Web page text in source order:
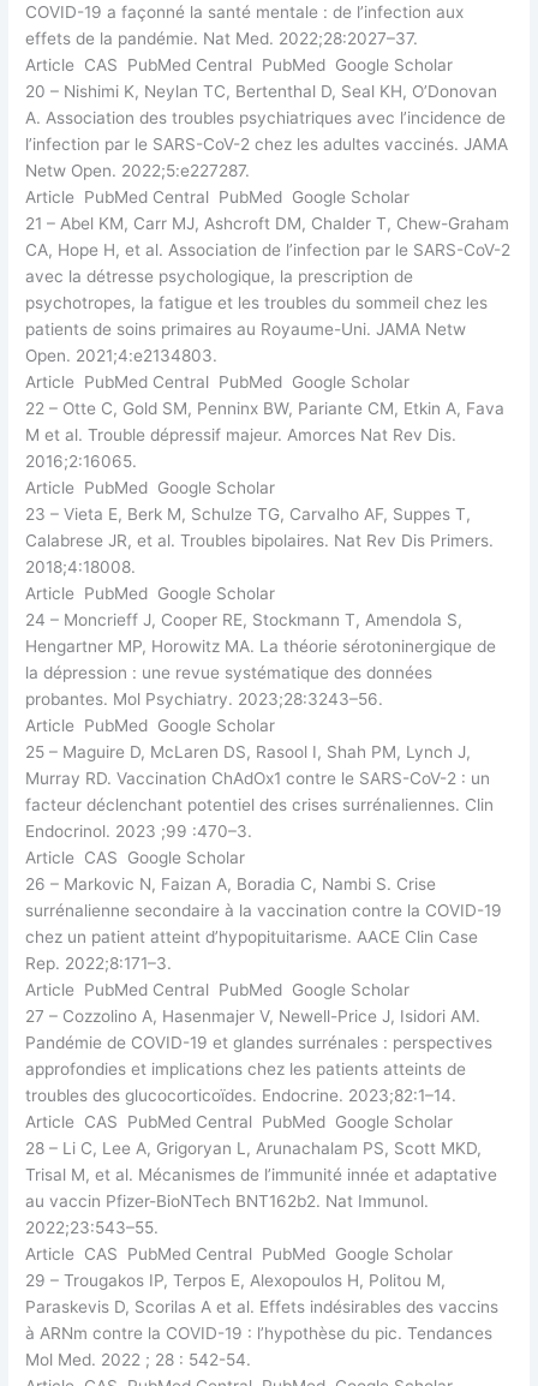
COVID-19 a façonné la santé mentale : de l’infection aux
effets de la pandémie. Nat Med. 2022;28:2027–37.
Article CAS PubMed Central PubMed Google Scholar
20 – Nishimi K, Neylan TC, Bertenthal D, Seal KH, O’Donovan
A. Association des troubles psychiatriques avec l’incidence de
l’infection par le SARS-CoV-2 chez les adultes vaccinés. JAMA
Netw Open. 2022;5:e227287.
Article PubMed Central PubMed Google Scholar
21 – Abel KM, Carr MJ, Ashcroft DM, Chalder T, Chew-Graham
CA, Hope H, et al. Association de l’infection par le SARS-CoV-2
avec la détresse psychologique, la prescription de
psychotropes, la fatigue et les troubles du sommeil chez les
patients de soins primaires au Royaume-Uni. JAMA Netw
Open. 2021;4:e2134803.
Article PubMed Central PubMed Google Scholar
22 – Otte C, Gold SM, Penninx BW, Pariante CM, Etkin A, Fava
M et al. Trouble dépressif majeur. Amorces Nat Rev Dis.
2016;2:16065.
Article PubMed Google Scholar
23 – Vieta E, Berk M, Schulze TG, Carvalho AF, Suppes T,
Calabrese JR, et al. Troubles bipolaires. Nat Rev Dis Primers.
2018;4:18008.
Article PubMed Google Scholar
24 – Moncrieff J, Cooper RE, Stockmann T, Amendola S,
Hengartner MP, Horowitz MA. La théorie sérotoninergique de
la dépression : une revue systématique des données
probantes. Mol Psychiatry. 2023;28:3243–56.
Article PubMed Google Scholar
25 – Maguire D, McLaren DS, Rasool I, Shah PM, Lynch J,
Murray RD. Vaccination ChAdOx1 contre le SARS-CoV-2 : un
facteur déclenchant potentiel des crises surrénaliennes. Clin
Endocrinol. 2023 ;99 :470–3.
Article CAS Google Scholar
26 – Markovic N, Faizan A, Boradia C, Nambi S. Crise
surrénalienne secondaire à la vaccination contre la COVID-19
chez un patient atteint d’hypopituitarisme. AACE Clin Case
Rep. 2022;8:171–3.
Article PubMed Central PubMed Google Scholar
27 – Cozzolino A, Hasenmajer V, Newell-Price J, Isidori AM.
Pandémie de COVID-19 et glandes surrénales : perspectives
approfondies et implications chez les patients atteints de
troubles des glucocorticoïdes. Endocrine. 2023;82:1–14.
Article CAS PubMed Central PubMed Google Scholar
28 – Li C, Lee A, Grigoryan L, Arunachalam PS, Scott MKD,
Trisal M, et al. Mécanismes de l’immunité innée et adaptative
au vaccin Pfizer-BioNTech BNT162b2. Nat Immunol.
2022;23:543–55.
Article CAS PubMed Central PubMed Google Scholar
29 – Trougakos IP, Terpos E, Alexopoulos H, Politou M,
Paraskevis D, Scorilas A et al. Effets indésirables des vaccins
à ARNm contre la COVID-19 : l’hypothèse du pic. Tendances
Mol Med. 2022 ; 28 : 542-54.